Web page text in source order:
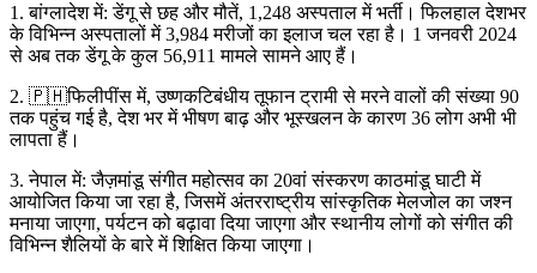
1. बांग्लादेश में: डेंगू से छह और मौतें, 1,248 अस्पताल में भर्ती। फिलहाल देशभर
के विभिन्न अस्पतालों में 3,984 मरीजों का इलाज चल रहा है। 1 जनवरी 2024
से अब तक डेंगू के कुल 56,911 मामले सामने आए हैं।
2. 🇵🇭फिलीपींस में, उष्णकटिबंधीय तूफान ट्रामी से मरने वालों की संख्या 90
तक पहुंच गई है, देश भर में भीषण बाढ़ और भूस्खलन के कारण 36 लोग अभी भी
लापता हैं।
3. नेपाल में: जैज़मांडू संगीत महोत्सव का 20वां संस्करण काठमांडू घाटी में
आयोजित किया जा रहा है, जिसमें अंतरराष्ट्रीय सांस्कृतिक मेलजोल का जश्न
मनाया जाएगा, पर्यटन को बढ़ावा दिया जाएगा और स्थानीय लोगों को संगीत की
विभिन्न शैलियों के बारे में शिक्षित किया जाएगा।